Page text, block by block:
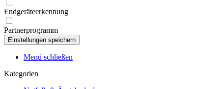
Endgeräteerkennung
Partnerprogramm
Menü schließen
Kategorien